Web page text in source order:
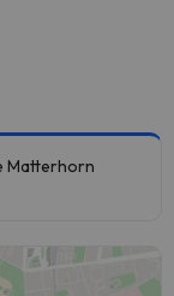
Matterhorn